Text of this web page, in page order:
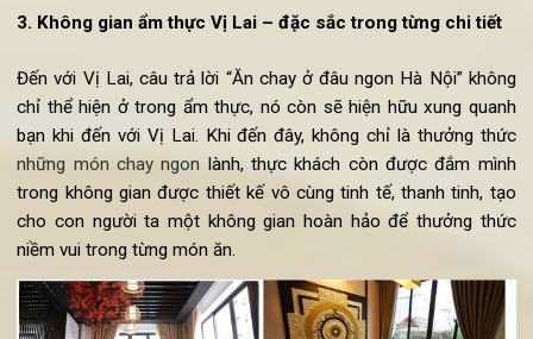
năm. Tất cả nguyên liệu được Vị Lai sử dụng đều là các
cho đến chất lượng. Ngoài ra, Vị Lai nói không với các
phẩm có nguồn gốc từ động vật trong các món ăn, giúp
cộng đồng những người ăn chay luôn cảm thấy yên tâm
thưởng thức những mỹ vị được chế biến tỉ mỉ, tinh tế.
3. Không gian ẩm thực Vị Lai – đặc sắc trong từng chi tiết
Đến với Vị Lai, câu trả lời “Ăn chay ở đâu ngon Hà Nội”
chỉ thể hiện ở trong ẩm thực, nó còn sẽ hiện hữu xung